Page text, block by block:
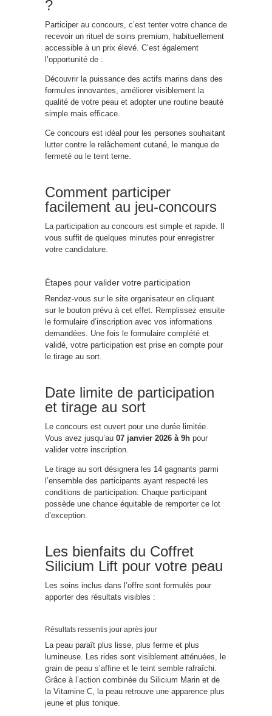
?
Participer au concours, c’est tenter votre chance de
recevoir un rituel de soins premium, habituellement
accessible à un prix élevé. C’est également
l’opportunité de :
Découvrir la puissance des actifs marins dans des
formules innovantes, améliorer visiblement la
qualité de votre peau et adopter une routine beauté
simple mais efficace.
Ce concours est idéal pour les persones souhaitant
lutter contre le relâchement cutané, le manque de
fermeté ou le teint terne.
Comment participer
facilement au jeu-concours
La participation au concours est simple et rapide. Il
vous suffit de quelques minutes pour enregistrer
votre candidature.
Étapes pour valider votre participation
Rendez-vous sur le site organisateur en cliquant
sur le bouton prévu à cet effet. Remplissez ensuite
le formulaire d’inscription avec vos informations
demandées. Une fois le formulaire complété et
validé, votre participation est prise en compte pour
le tirage au sort.
Date limite de participation
et tirage au sort
Le concours est ouvert pour une durée limitée.
Vous avez jusqu’au 07 janvier 2026 à 9h pour
valider votre inscription.
Le tirage au sort désignera les 14 gagnants parmi
l’ensemble des participants ayant respecté les
conditions de participation. Chaque participant
possède une chance équitable de remporter ce lot
d’exception.
Les bienfaits du Coffret
Silicium Lift pour votre peau
Les soins inclus dans l’offre sont formulés pour
apporter des résultats visibles :
Résultats ressentis jour après jour
La peau paraît plus lisse, plus ferme et plus
lumineuse. Les rides sont visiblement atténuées, le
grain de peau s’affine et le teint semble rafraîchi.
Grâce à l’action combinée du Silicium Marin et de
la Vitamine C, la peau retrouve une apparence plus
jeune et plus tonique.